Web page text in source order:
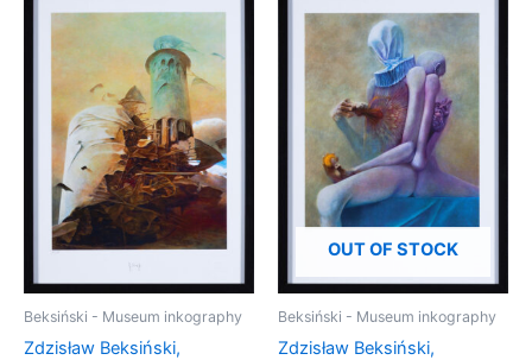
Beksiński - Museum inkography
Zdzisław Beksiński,
OUT OF STOCK
Beksiński - Museum inkography
Zdzisław Beksiński,